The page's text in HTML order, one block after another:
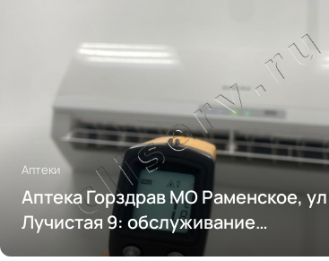
Аптеки
Аптека Горздрав МО Раменское, ул
Лучистая 9: обслуживание
кондиционирования